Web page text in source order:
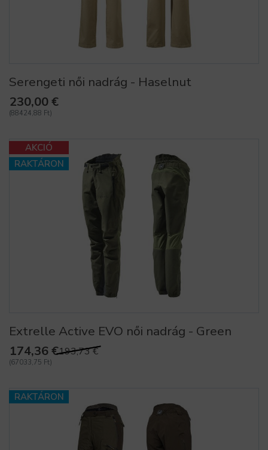
Serengeti női nadrág - Haselnut
230,00 €
(88424,88 Ft)
AKCIÓ
RAKTÁRON
Extrelle Active EVO női nadrág - Green
174,36 €193,73 €
(67033,75 Ft)
RAKTÁRON